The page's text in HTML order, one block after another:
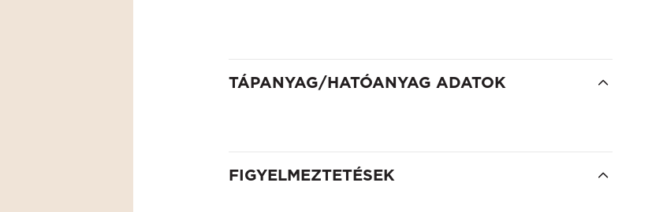
TÁPANYAG/HATÓANYAG ADATOK
FIGYELMEZTETÉSEK